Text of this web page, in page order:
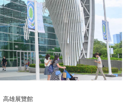
高雄展覽館